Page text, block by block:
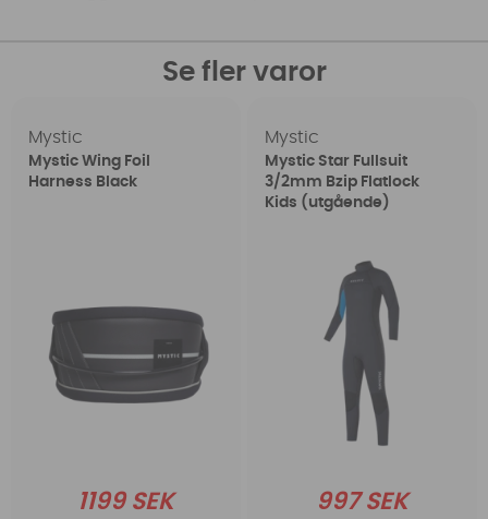
Se fler varor
Mystic
Mystic Wing Foil
Harness Black
1199 SEK
Mystic
Mystic Star Fullsuit
3/2mm Bzip Flatlock
Kids (utgående)
997 SEK